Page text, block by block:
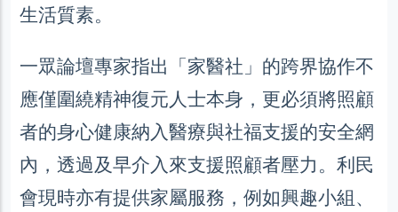
生活質素。
一眾論壇專家指出「家醫社」的跨界協作不
應僅圍繞精神復元人士本身，更必須將照顧
者的身心健康納入醫療與社福支援的安全網
內，透過及早介入來支援照顧者壓力。利民
會現時亦有提供家屬服務，例如興趣小組、